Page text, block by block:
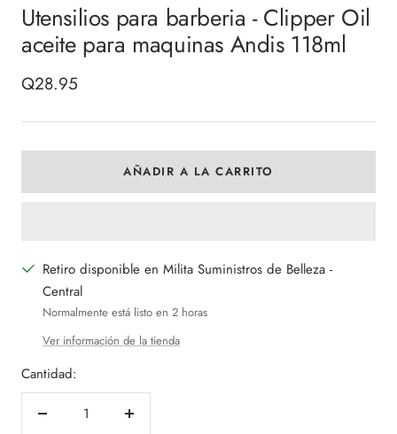
Utensilios para barberia - Clipper Oil
aceite para maquinas Andis 118ml
Precio
Q28.95
AÑADIR A LA CARRITO
Retiro disponible en Milita Suministros de Belleza -
Central
Normalmente está listo en 2 horas
Ver información de la tienda
Cantidad:
Decrecer
Aumentar